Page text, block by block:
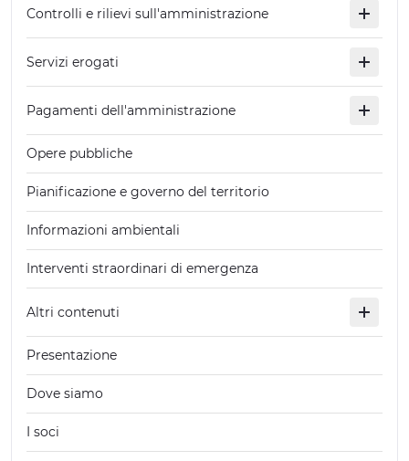
Controlli e rilievi sull'amministrazione
Servizi erogati
Pagamenti dell'amministrazione
Opere pubbliche
Pianificazione e governo del territorio
Informazioni ambientali
Interventi straordinari di emergenza
Altri contenuti
Presentazione
Dove siamo
I soci